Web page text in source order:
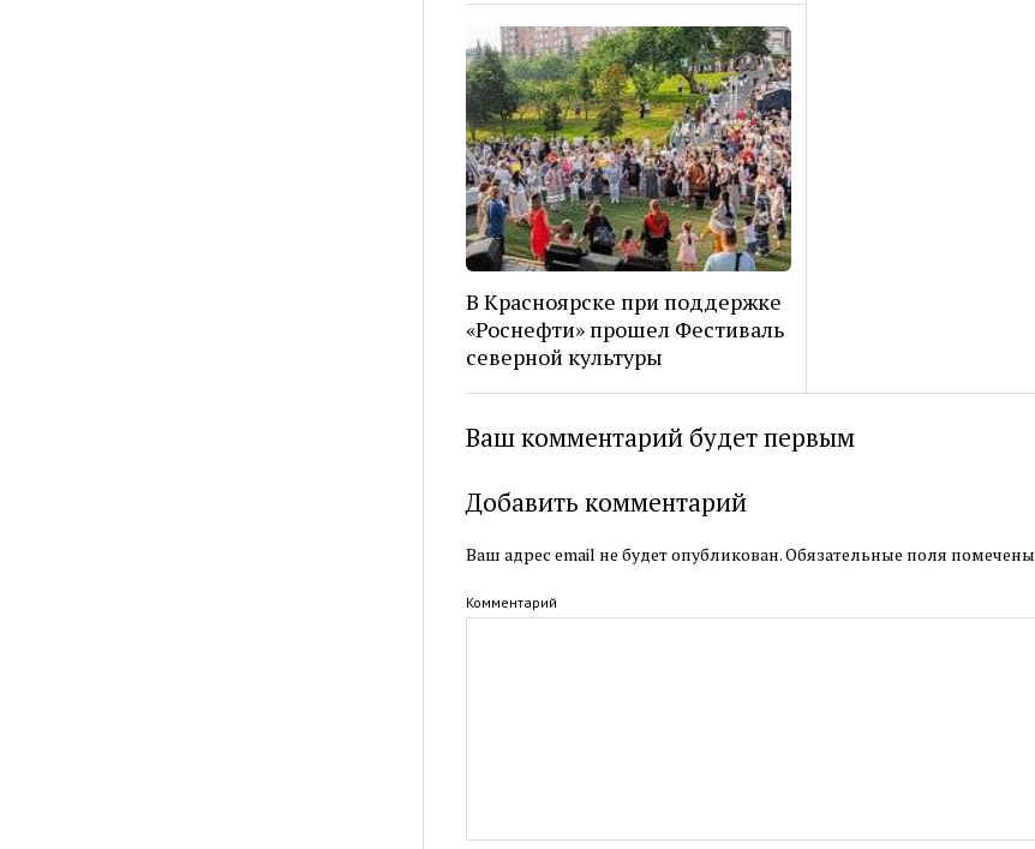
В Красноярске при поддержке
«Роснефти» прошел Фестиваль
северной культуры
Ваш комментарий будет первым
Добавить комментарий
Ваш адрес email не будет опубликован.Обязательные поля помечены
Комментарий